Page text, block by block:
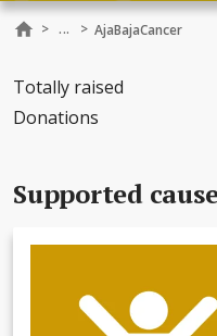
> ... > AjaBajaCancer
Totally raised
Donations
Supported